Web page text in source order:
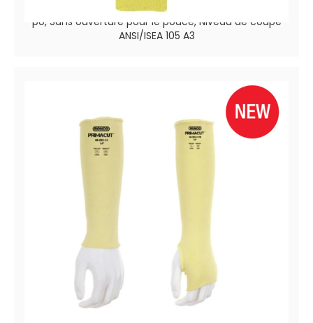
Manchons de protection en aramide léger 2 plis, 14
po, Sans ouverture pour le pouce, Niveau de coupe
ANSI/ISEA 105 A3
PrimaCut™ 68-203